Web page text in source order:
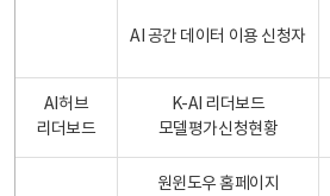
AI 공간 데이터 이용 신청자
AI허브
리더보드
K-AI 리더보드
모델평가신청현황
원윈도우 홈페이지